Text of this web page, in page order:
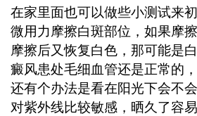
在家里面也可以做些小测试来
微用力摩擦白斑部位，如果摩
摩擦后又恢复白色，那可能是
癜风患处毛细血管还是正常的
还有个办法是看在阳光下会不
对紫外线比较敏感，晒久了容